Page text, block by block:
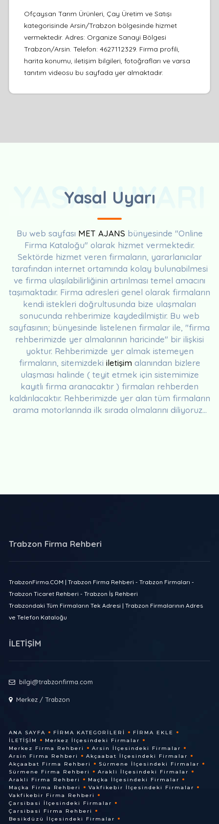
Ofçaysan Tarım Ürünleri, Çay Üretim ve Satışı
kategorisinde Arsin/Trabzon bölgesinde hizmet
vermektedir. Adres: Organize Sanayi Bölgesi
Trabzon/Arsin. Telefon: 4627112329. Firma profili,
harita konumu, iletişim bilgileri, fotoğrafları ve varsa
tanıtım videosu bu sayfada yer almaktadır.
Yasal Uyarı
YASAL UYARI
Bu web sayfası MET AJANS bünyesinde "Online
Firma Kataloğu" olarak hizmet vermektedir.
Sektörde hizmet veren firmaların, yararlanıcılar
tarafından internet ortamında kolay bulunabilmesi
ve firma ulaşılabilirliğinin artırılması temel amacını
taşımaktadır. Firma adresleri genel olarak firmaların
kendi istekleri doğrultusunda bize ulaşmaları
sonucunda rehberimize kaydedilmiştir. Bu web
sayfasının; bünyesinde listelenen firmalar ile, "firma
rehberimizde yer almalarının haricinde" bir ilişkisi
yoktur. Rehberimizde yer almak istemeyen
firmaların, sitemizdeki iletişim alanından bizlere
ulaşması halinde ( teyit etmek için sistemimize
kayıtlı firma aranacaktır ) firmaları rehberden
kaldırılacaktır. Rehberimizde yer alan tüm firmaların
arama motorlarında ilk sırada olmalarını diliyoruz...
Trabzon Firma Rehberi
TrabzonFirma.COM | Trabzon Firma Rehberi - Trabzon Firmaları -
Trabzon Ticaret Rehberi - Trabzon İş Rehberi
Trabzondaki Tüm Firmaların Tek Adresi | Trabzon Firmalarının Adres
ve Telefon Kataloğu
İLETİŞİM
bilgi@trabzonfirma.com
Merkez / Trabzon
ANA SAYFA FIRMA KATEGORILERI
FIRMA EKLE
İLETIŞIM
Merkez İlçesindeki Firmalar
Merkez Firma Rehberi
Arsin İlçesindeki Firmalar
Arsin Firma Rehberi
Akçaabat İlçesindeki Firmalar
Akçaabat Firma Rehberi
Sürmene İlçesindeki Firmalar
Sürmene Firma Rehberi
Arakli İlçesindeki Firmalar
Arakli Firma Rehberi
Maçka İlçesindeki Firmalar
Maçka Firma Rehberi
Vakfikebir İlçesindeki Firmalar
Vakfikebir Firma Rehberi
Çarsibasi İlçesindeki Firmalar
Çarsibasi Firma Rehberi
Besikdüzü İlçesindeki Firmalar